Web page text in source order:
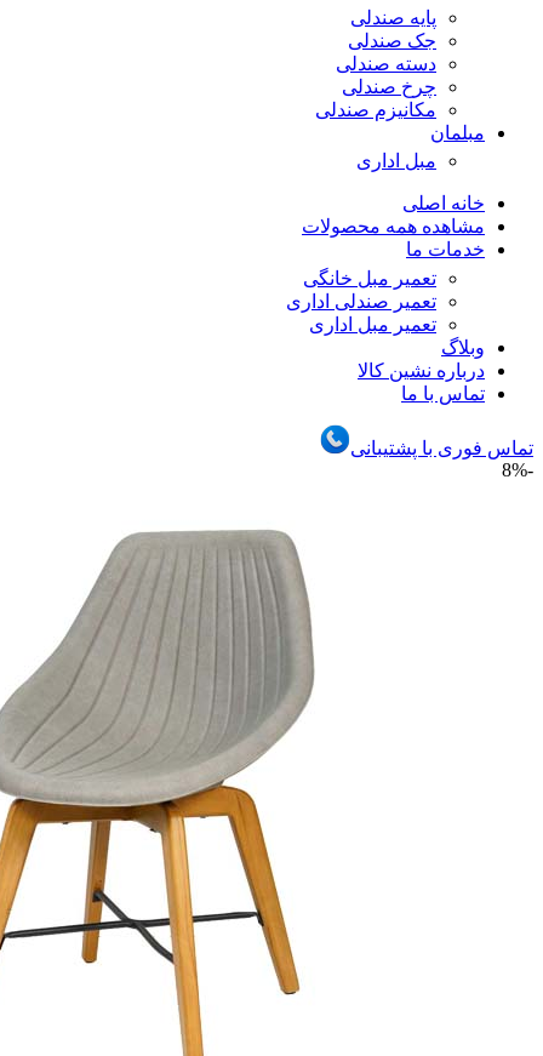
پایه صندلی
جک صندلی
دسته صندلی
چرخ صندلی
مکانیزم صندلی
مبلمان
مبل اداری
خانه اصلی
مشاهده همه محصولات
خدمات ما
تعمیر مبل خانگی
تعمیر صندلی اداری
تعمیر مبل اداری
وبلاگ
درباره نشین کالا
تماس با ما
تماس فوری با پشتیبانی
-8%